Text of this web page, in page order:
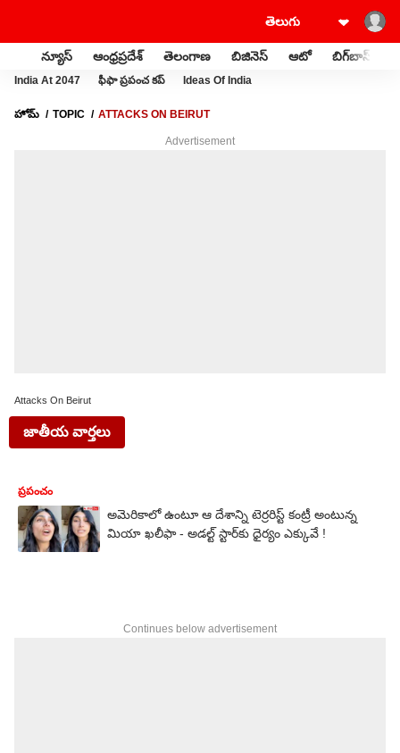
న్యూస్ ఆంధ్రప్రదేశ్ తెలంగాణ బిజినెస్ ఆటో బిగ్‌బాస్
India At 2047 ఫీఫా ప్రపంచ కప్ Ideas Of India
హోమ్ TOPIC ATTACKS ON BEIRUT
Advertisement
Attacks On Beirut
జాతీయ వార్తలు
ప్రపంచం
అమెరికాలో ఉంటూ ఆ దేశాన్ని టెర్రరిస్ట్ కంట్రీ అంటున్న
మియా ఖలీఫా - అడల్ట్ స్టార్‌కు ధైర్యం ఎక్కువే !
Continues below advertisement